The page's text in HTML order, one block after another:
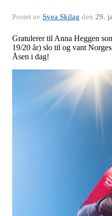
Postet av Svea Skilag den 29.
Gratulerer til Anna Heggen
19/20 år) slo til og vant
Åsen i dag!